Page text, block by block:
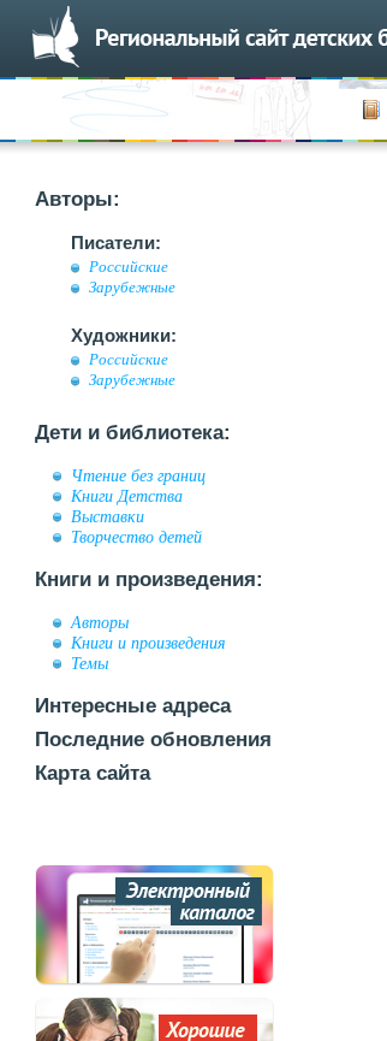
Авторы:
Писатели:
Российские
Зарубежные
Художники:
Российские
Зарубежные
Дети и библиотека:
Чтение без границ
Книги Детства
Выставки
Творчество детей
Книги и произведения:
Авторы
Книги и произведения
Темы
Интересные адреса
Последние обновления
Карта сайта